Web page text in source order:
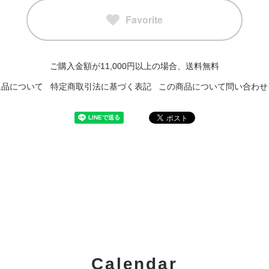
Favorite
ご購入金額が11,000円以上の場合、送料無料
について 特定商取引法に基づく表記 この商品について問い合わ
Calendar